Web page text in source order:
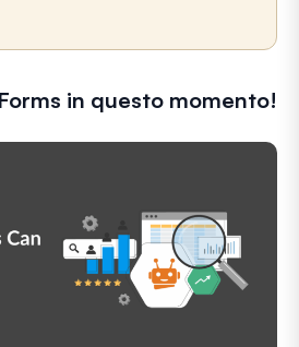
in questo momento!